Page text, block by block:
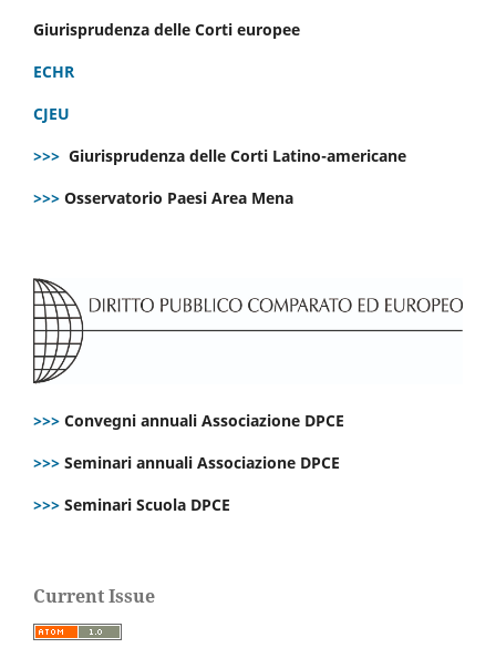
Giurisprudenza delle Corti europee
ECHR
CJEU
>>> Giurisprudenza delle Corti Latino-americane
>>> Osservatorio Paesi Area Mena
>>> Convegni annuali Associazione DPCE
>>> Seminari annuali Associazione DPCE
>>> Seminari Scuola DPCE
Current Issue